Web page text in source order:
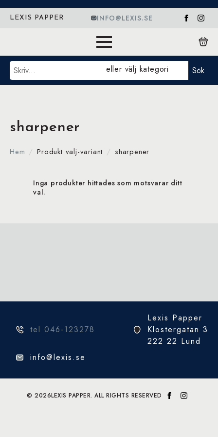
LEXIS PAPPER INFO@LEXIS.SE
Sök eller välj kategori Sök
sharpener
Hem Produkt valj-variant sharpener
Inga produkter hittades som motsvarar ditt
val.
tel 046-123278
Lexis Papper
Klostergatan 3
222 22 Lund
info@lexis.se
© 2026LEXIS PAPPER. ALL RIGHTS RESERVED